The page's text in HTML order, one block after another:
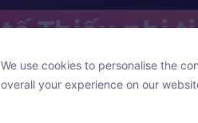
We use cookies to personalise the
overall your experience on our
We use cookies to personalise the
overall your experience on our